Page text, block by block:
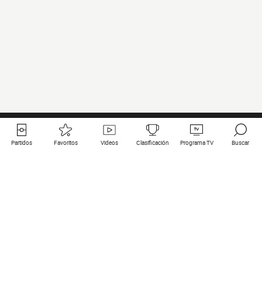
Partidos Favoritos Videos Clasificación Programa TV Buscar